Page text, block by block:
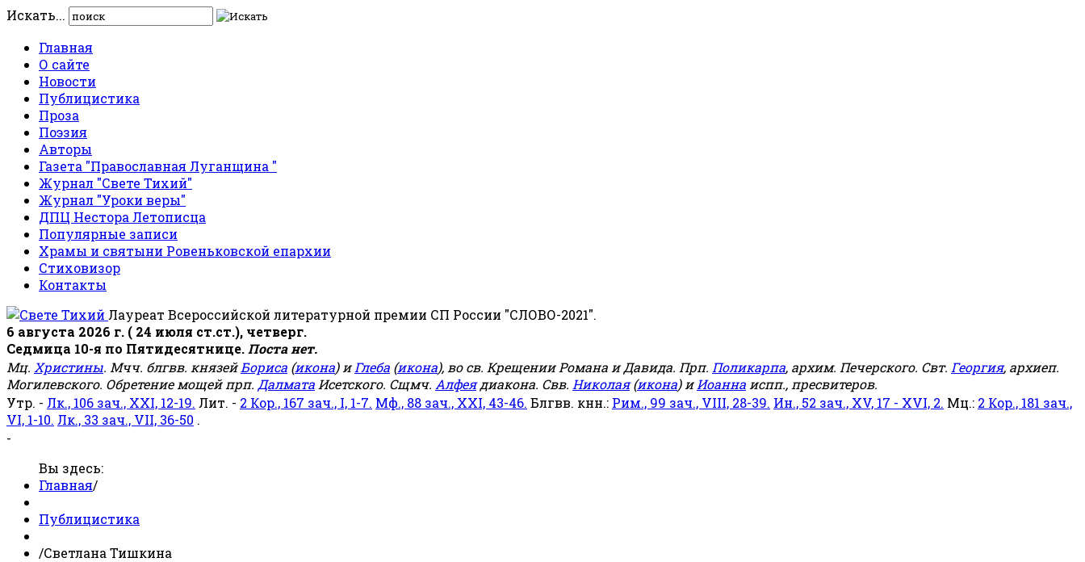
Искать...
Главная
О сайте
Новости
Публицистика
Проза
Поэзия
Авторы
Газета "Православная Луганщина "
Журнал "Свете Тихий"
Журнал "Уроки веры"
ДПЦ Нестора Летописца
Популярные записи
Храмы и святыни Ровеньковской епархии
Стиховизор
Контакты
Лауреат Всероссийской литературной премии СП России "СЛОВО-2021".
6 августа 2026 г. ( 24 июля ст.ст.), четверг.
Седмица 10-я по Пятидесятнице. Поста нет.
Мц. Христины. Мчч. блгвв. князейБориса (икона) иГлеба (икона), во св. Крещении Романа и Давида. Прп. Поликарпа, архим. Печерского. Свт. Георгия, архиеп.
Могилевского. Обретение мощей прп. Далмата Исетского. Сщмч. Алфеядиакона. Свв. Николая(икона) иИоанна испп., пресвитеров.
Утр. - Лк., 106 зач., XXI, 12-19. Лит. - 2 Кор., 167 зач., I, 1-7. Мф., 88 зач., XXI, 43-46. Блгвв. кнн.: Рим., 99 зач., VIII, 28-39. Ин., 52 зач., XV, 17 - XVI, 2. Мц.: 2 Кор., 181 зач.,
VI, 1-10. Лк., 33 зач., VII, 36-50 .
-
Вы здесь:
Главная/
Публицистика
/Светлана Тишкина